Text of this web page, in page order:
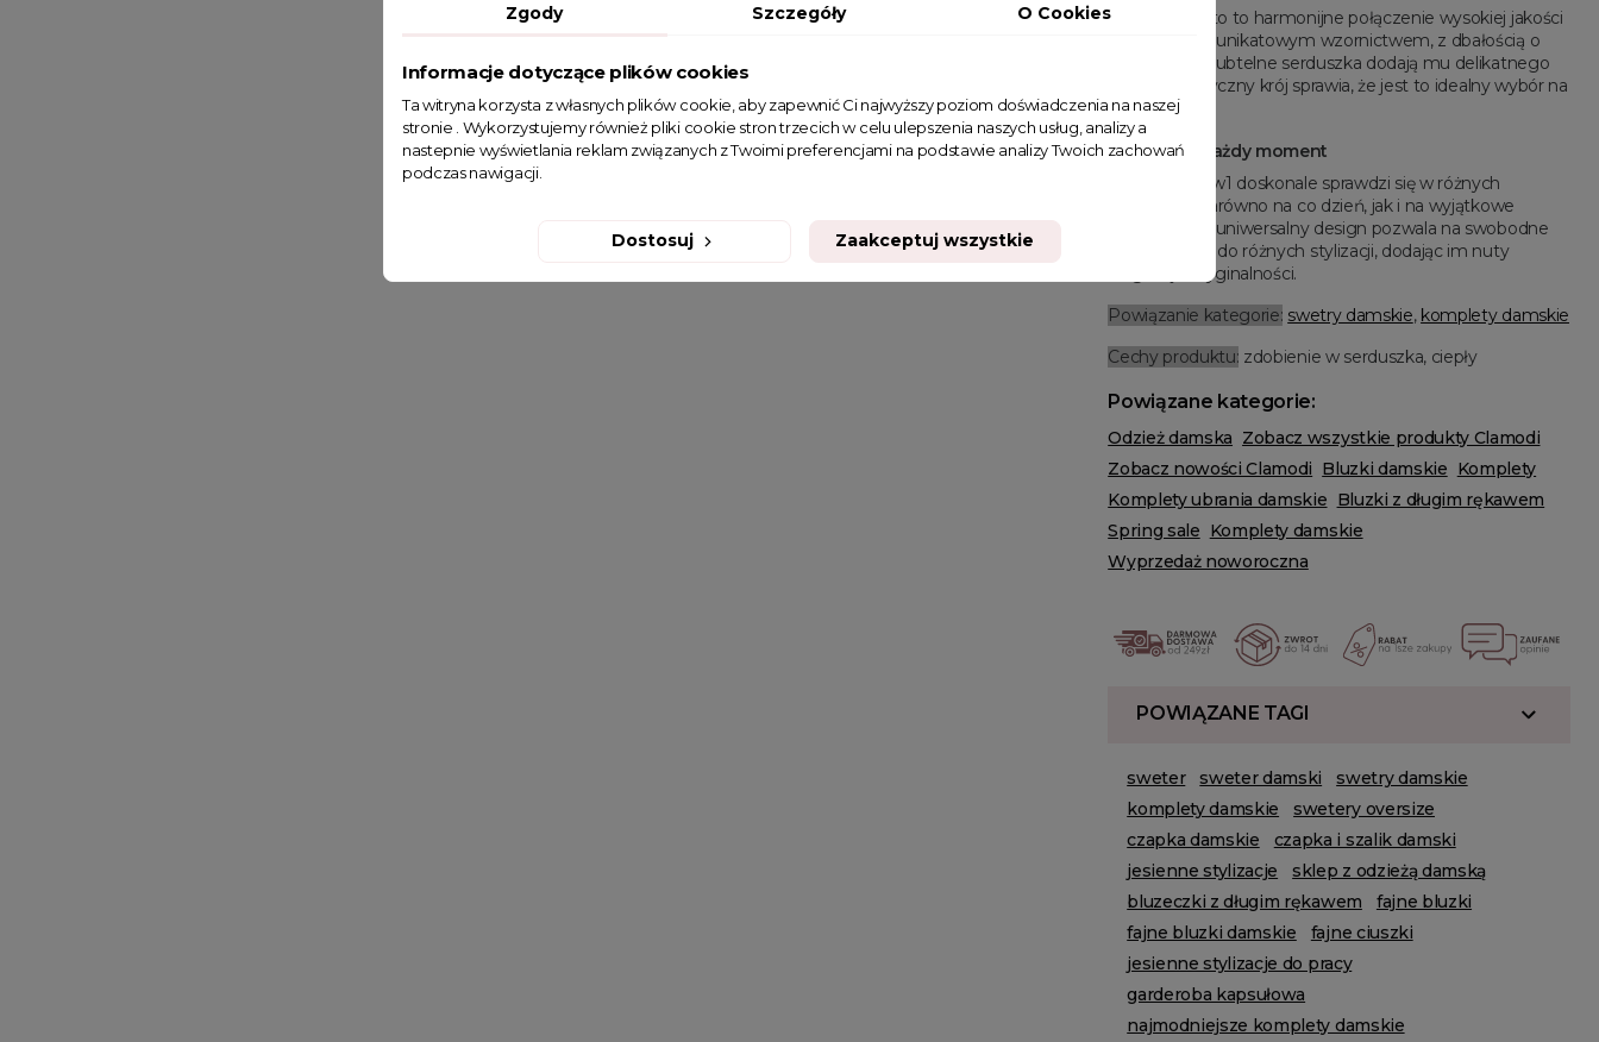
Zestaw Lovato to harmonijne połączenie wysokiej jakości
materiałów z unikatowym wzornictwem, z dbałością o
każdy detal. Subtelne serduszka dodają mu delikatnego
blasku, a klasyczny krój sprawia, że jest to idealny wybór na
różne okazje.
Zestaw na każdy moment
Ten zestaw 3w1 doskonale sprawdzi się w różnych
sytuacjach, zarówno na co dzień, jak i na wyjątkowe
wyjścia. Jego uniwersalny design pozwala na swobodne
dopasowanie do różnych stylizacji, dodając im nuty
elegancji i oryginalności.
Powiązanie kategorie: swetry damskie, komplety damskie
Cechy produktu: zdobienie w serduszka, ciepły
Powiązane kategorie:
Odzież damska Zobacz wszystkie produkty Clamodi
Zobacz nowości Clamodi Bluzki damskie Komplety
Komplety ubrania damskie Bluzki z długim rękawem
Spring sale Komplety damskie
Wyprzedaż noworoczna
POWIĄZANE TAGI
sweter sweter damski
swetry damskie
komplety damskie
swetery oversize
czapka damskie
czapka i szalik damski
jesienne stylizacje
sklep z odzieżą damską
bluzeczki z długim rękawem
fajne bluzki
fajne bluzki damskie
fajne ciuszki
jesienne stylizacje do pracy
garderoba kapsułowa
najmodniejsze komplety damskie
Zgody Szczegóły O Cookies
Informacje dotyczące plików cookies
Ta witryna korzysta z własnych plików cookie, aby zapewnić Ci najwyższy poziom doświadczenia na naszej
stronie . Wykorzystujemy również pliki cookie stron trzecich w celu ulepszenia naszych usług, analizy a
nastepnie wyświetlania reklam związanych z Twoimi preferencjami na podstawie analizy Twoich zachowań
podczas nawigacji.
Dostosuj Zaakceptuj wszystkie